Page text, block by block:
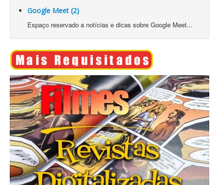
Google Meet (2)
Espaço reservado a notícias e dicas sobre Google Meet...